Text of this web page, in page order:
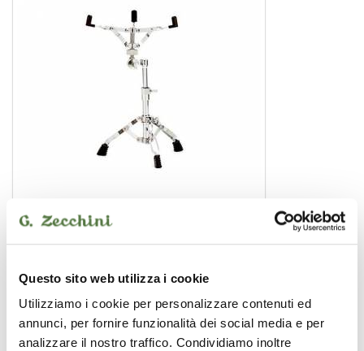
Questo sito web utilizza i cookie
Utilizziamo i cookie per personalizzare contenuti ed
annunci, per fornire funzionalità dei social media e per
analizzare il nostro traffico. Condividiamo inoltre
SS 200
TAMBURO